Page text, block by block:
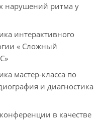
нарушений ритма у
интерактивного
« Сложный
мастер-класса по
и диагностика
в качестве